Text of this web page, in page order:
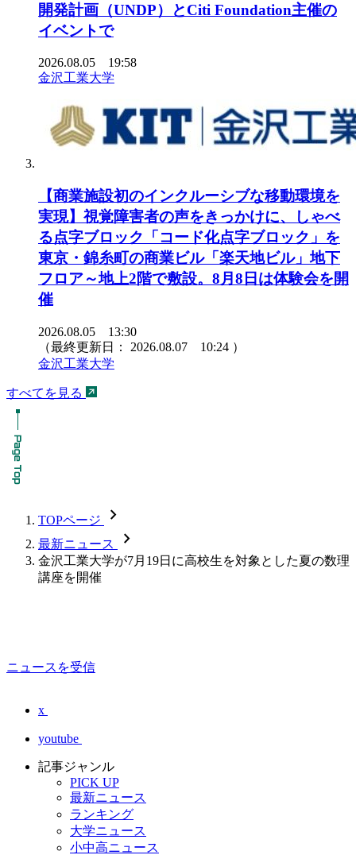
開発計画（UNDP）とCiti Foundation主催の
イベントで
2026.08.05 19:58
金沢工業大学
【商業施設初のインクルーシブな移動環境を
実現】視覚障害者の声をきっかけに、しゃべ
る点字ブロック「コード化点字ブロック」を
東京・錦糸町の商業ビル「楽天地ビル」地下
フロア～地上2階で敷設。8月8日は体験会を開
催
2026.08.05 13:30
（最終更新日： 2026.08.07 10:24 ）
金沢工業大学
すべてを見る
TOPページ chevron_forward
最新ニュース chevron_forward
金沢工業大学が7月19日に高校生を対象とした夏の数理
講座を開催
ニュースを受信
x
youtube
記事ジャンル
PICK UP
最新ニュース
ランキング
大学ニュース
小中高ニュース